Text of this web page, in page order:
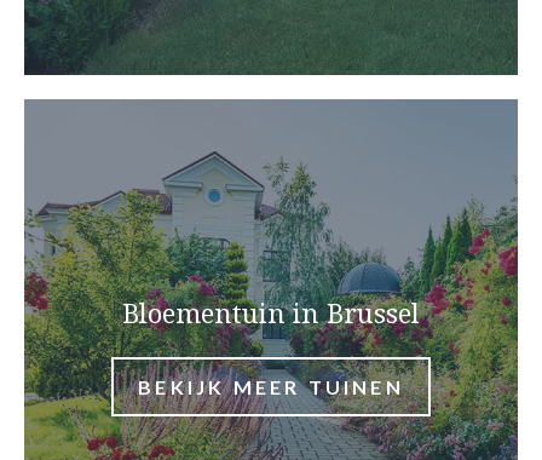
Bloementuin in Brussel
BEKIJK MEER TUINEN